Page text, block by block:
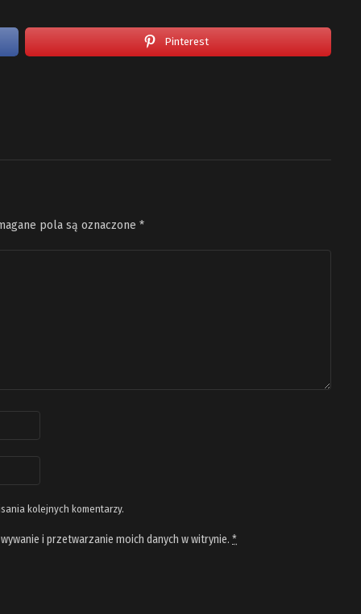
Pinterest
pola są oznaczone *
kolejnych komentarzy.
i przetwarzanie moich danych w witrynie. *